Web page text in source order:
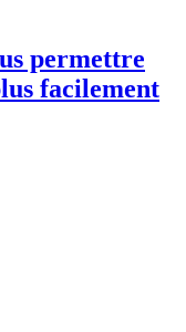
permettre
facilement